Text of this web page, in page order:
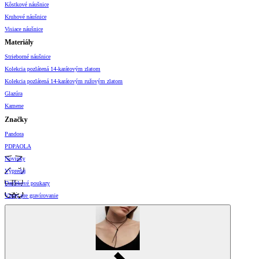
Kôstkové náušnice
Kruhové náušnice
Visiace náušnice
Materiály
Strieborné náušnice
Kolekcia pozlátená 14-karátovým zlatom
Kolekcia pozlátená 14-karátovým ružovým zlatom
Glazúra
Kamene
Značky
Pandora
PDPAOLA
Novinky
Výpredaj
Darčekové poukazy
Vzory pre gravírovanie